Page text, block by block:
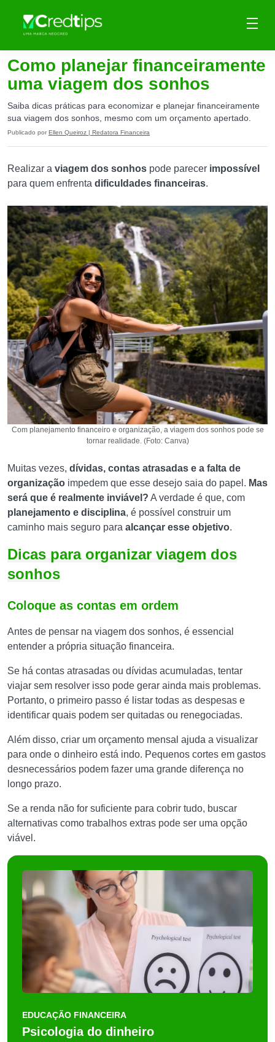
Como planejar financeiramente
uma viagem dos sonhos
Saiba dicas práticas para economizar e planejar financeiramente
sua viagem dos sonhos, mesmo com um orçamento apertado.
Publicado por Ellen Queiroz | Redatora Financeira
Realizar a viagem dos sonhos pode parecer impossível
para quem enfrenta dificuldades financeiras.
Com planejamento financeiro e organização, a viagem dos sonhos pode se
tornar realidade. (Foto: Canva)
Muitas vezes, dívidas, contas atrasadas e a falta de
organização impedem que esse desejo saia do papel. Mas
será que é realmente inviável? A verdade é que, com
planejamento e disciplina, é possível construir um
caminho mais seguro para alcançar esse objetivo.
Dicas para organizar viagem dos
sonhos
Coloque as contas em ordem
Antes de pensar na viagem dos sonhos, é essencial
entender a própria situação financeira.
Se há contas atrasadas ou dívidas acumuladas, tentar
viajar sem resolver isso pode gerar ainda mais problemas.
Portanto, o primeiro passo é listar todas as despesas e
identificar quais podem ser quitadas ou renegociadas.
Além disso, criar um orçamento mensal ajuda a visualizar
para onde o dinheiro está indo. Pequenos cortes em gastos
desnecessários podem fazer uma grande diferença no
longo prazo.
Se a renda não for suficiente para cobrir tudo, buscar
alternativas como trabalhos extras pode ser uma opção
viável.
EDUCAÇÃO FINANCEIRA
Psicologia do dinheiro